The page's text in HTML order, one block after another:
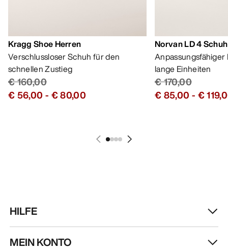
Kragg Shoe Herren
Verschlussloser Schuh für den
schnellen Zustieg
€ 160,00
€ 56,00 - € 80,00
Norvan LD 4
lange Einheiten
€ 170,00
€ 85,00 - €
HILFE
MEIN KONTO